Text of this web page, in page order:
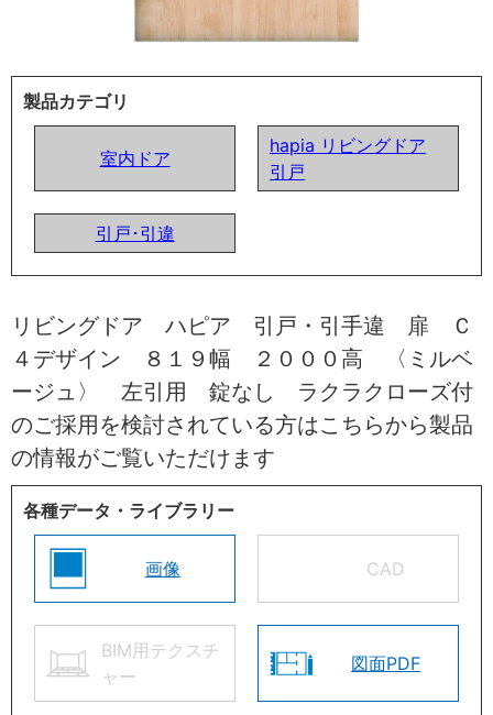
製品カテゴリ
室内ドア
hapia リビングドア
引戸
引戸･引違
リビングドア ハピア 引戸・引手違 扉 Ｃ
４デザイン ８１９幅 ２０００高 〈ミルベ
ージュ〉 左引用 錠なし ラクラクローズ付
のご採用を検討されている方はこちらから製品
の情報がご覧いただけます
各種データ・ライブラリー
画像 CAD
BIM用テクスチ
ャー
図面PDF